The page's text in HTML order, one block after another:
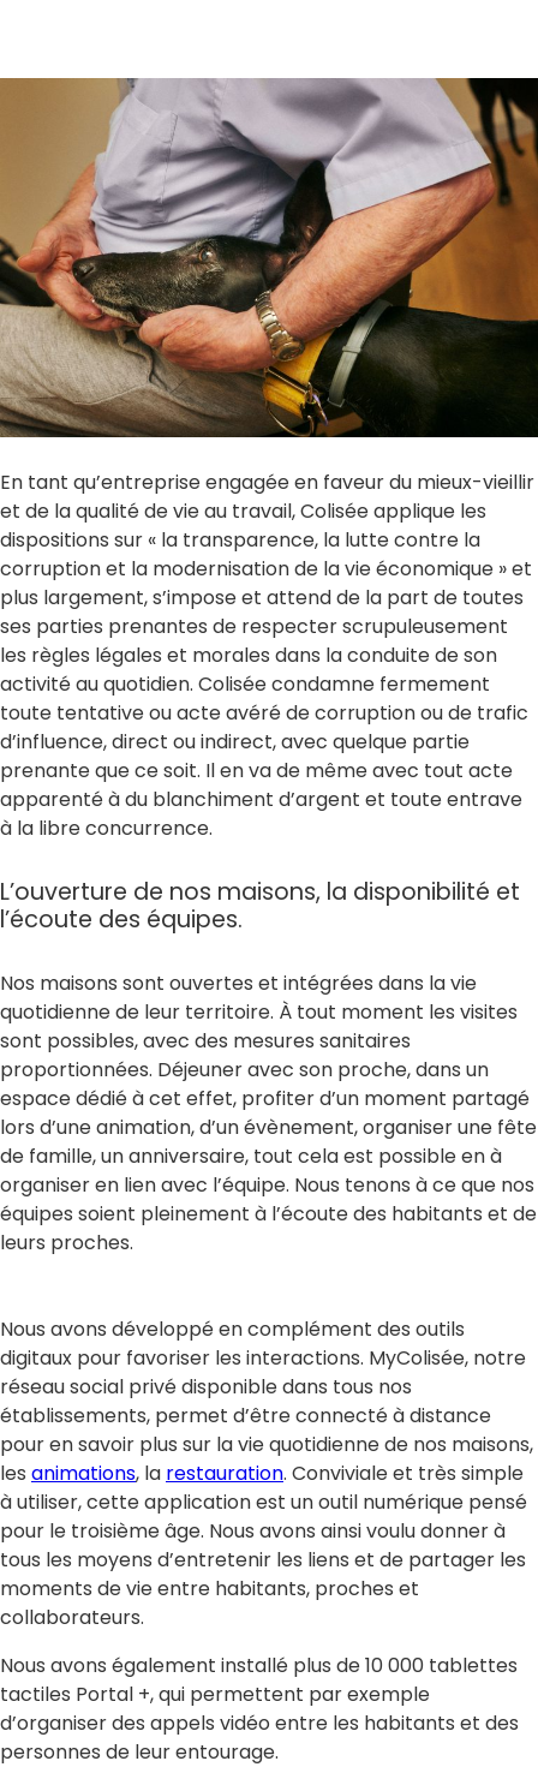
En tant qu’entreprise engagée en faveur du mieux-vieillir
et de la qualité de vie au travail, Colisée applique les
dispositions sur « la transparence, la lutte contre la
corruption et la modernisation de la vie économique » et
plus largement, s’impose et attend de la part de toutes
ses parties prenantes de respecter scrupuleusement
les règles légales et morales dans la conduite de son
activité au quotidien. Colisée condamne fermement
toute tentative ou acte avéré de corruption ou de trafic
d’influence, direct ou indirect, avec quelque partie
prenante que ce soit. Il en va de même avec tout acte
apparenté à du blanchiment d’argent et toute entrave
à la libre concurrence.
L’ouverture de nos maisons, la disponibilité et
l’écoute des équipes.
Nos maisons sont ouvertes et intégrées dans la vie
quotidienne de leur territoire. À tout moment les visites
sont possibles, avec des mesures sanitaires
proportionnées. Déjeuner avec son proche, dans un
espace dédié à cet effet, profiter d’un moment partagé
lors d’une animation, d’un évènement, organiser une fête
de famille, un anniversaire, tout cela est possible en à
organiser en lien avec l’équipe. Nous tenons à ce que nos
équipes soient pleinement à l’écoute des habitants et de
leurs proches.
Nous avons développé en complément des outils
digitaux pour favoriser les interactions. MyColisée, notre
réseau social privé disponible dans tous nos
établissements, permet d’être connecté à distance
pour en savoir plus sur la vie quotidienne de nos maisons,
les animations, la restauration. Conviviale et très simple
à utiliser, cette application est un outil numérique pensé
pour le troisième âge. Nous avons ainsi voulu donner à
tous les moyens d’entretenir les liens et de partager les
moments de vie entre habitants, proches et
collaborateurs.
Nous avons également installé plus de 10 000 tablettes
tactiles Portal +, qui permettent par exemple
d’organiser des appels vidéo entre les habitants et des
personnes de leur entourage.